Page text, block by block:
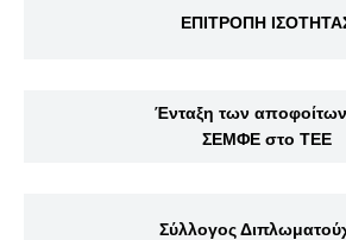
ΕΠΙΤΡΟΠΗ
Ένταξη των
ΣΕΜΦΕ στο ΤΕΕ
Σύλλογος